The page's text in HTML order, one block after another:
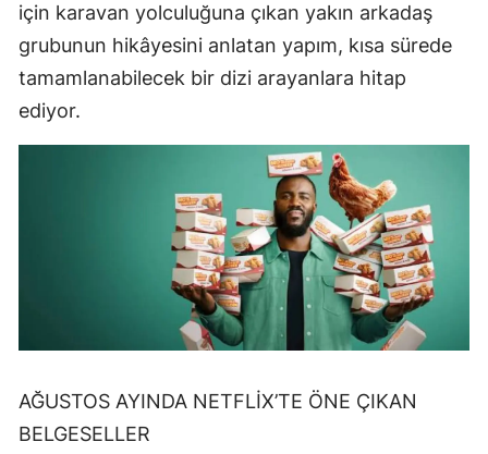
için karavan yolculuğuna çıkan yakın arkadaş
grubunun hikâyesini anlatan yapım, kısa sürede
tamamlanabilecek bir dizi arayanlara hitap
ediyor.
AĞUSTOS AYINDA NETFLİX’TE ÖNE ÇIKAN
BELGESELLER